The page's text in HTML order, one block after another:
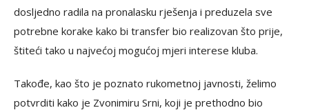
dosljedno radila na pronalasku rješenja i preduzela sve
potrebne korake kako bi transfer bio realizovan što prije,
štiteći tako u najvećoj mogućoj mjeri interese kluba.
Takođe, kao što je poznato rukometnoj javnosti, želimo
potvrditi kako je Zvonimiru Srni, koji je prethodno bio